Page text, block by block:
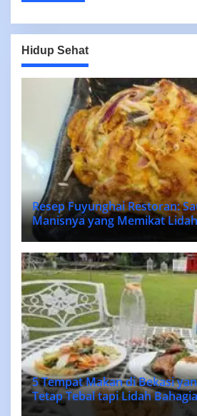
Hidup Sehat
Resep Fuyunghai Restoran:
Manisnya yang Memikat
5 Tempat Makan di Bekasi
Tetap Tebal tapi Lidah Bahagia